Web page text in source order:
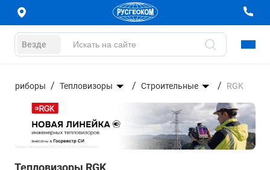
Везде
приборы Тепловизоры Строительные RGK
Тепловизоры RGK